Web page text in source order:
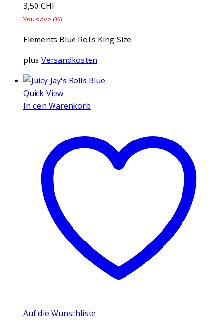
3,50 CHF
You save (%)
Elements Blue Rolls King Size
plus Versandkosten
Quick View
In den Warenkorb
Auf die Wunschliste